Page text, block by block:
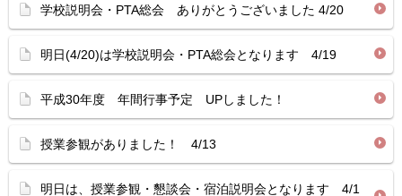
学校説明会・PTA総会 ありがとうございました 4/20
明日(4/20)は学校説明会・PTA総会となります 4/19
平成30年度 年間行事予定 UPしました！
授業参観がありました！ 4/13
明日は、授業参観・懇談会・宿泊説明会となります 4/1